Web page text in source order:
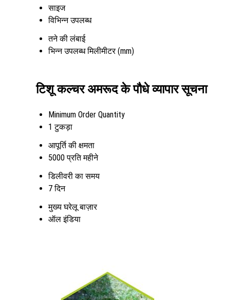
साइज
विभिन्न उपलब्ध
तने की लंबाई
भिन्न उपलब्ध मिलीमीटर (mm)
टिशू कल्चर अमरूद के पौधे व्यापार सूचना
Minimum Order Quantity
1 टुकड़ा
आपूर्ति की क्षमता
5000 प्रति महीने
डिलीवरी का समय
7 दिन
मुख्य घरेलू बाज़ार
ऑल इंडिया